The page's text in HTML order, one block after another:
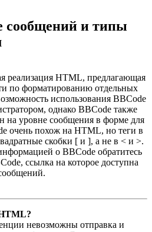
сообщений и типы
реализация HTML, предлагающая
по форматированию отдельных
использования BBCode
однако BBCode также
на уровне сообщения в форме для
очень похож на HTML, но теги в
скобки [ и ], а не в < и >.
о BBCode обратитесь
ссылка на которое доступна
невозможны отправка и